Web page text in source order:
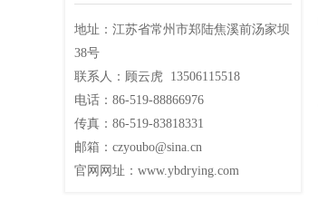
地址：江苏省常州市郑陆焦溪前汤家坝
38号
联系人：顾云虎 13506115518
电话：86-519-88866976
传真：86-519-83818331
邮箱：czyoubo@sina.cn
官网网址：www.ybdrying.com